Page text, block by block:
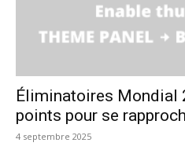
Éliminatoires Mondial
points pour se
4 septembre 2025